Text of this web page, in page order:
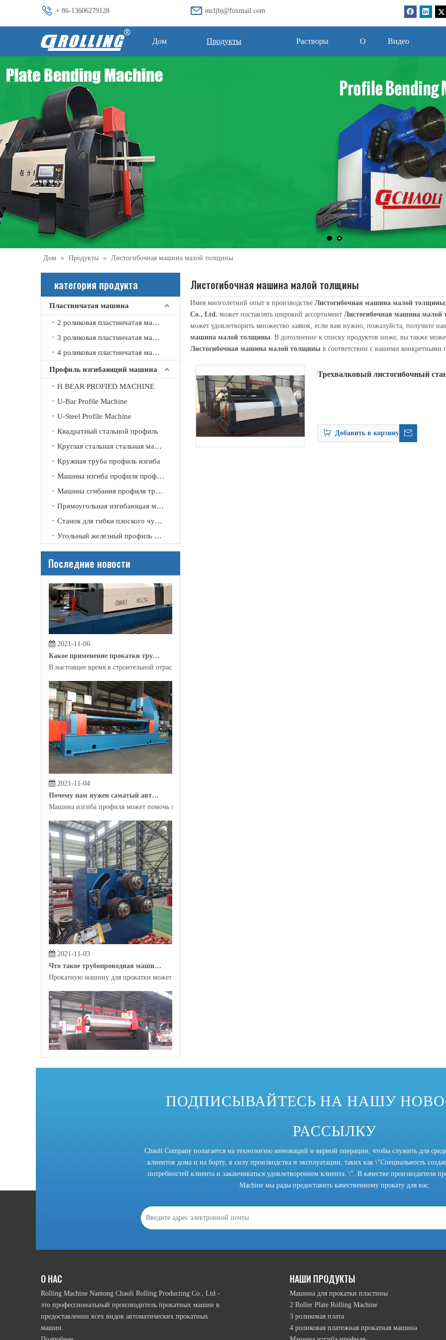
+ 86-13606279128 ntcljbj@foxmail.com
Дом Продукты Растворы О Видео
Дом » Продукты » Листогибочная машина малой толщины
категория продукта
Пластинчатая машина
2 роликовая пластинчатая машина
3 роликовая пластинчатая машина
4 роликовая пластинчатая машина
Профиль изгибающий машина
H BEAR PROFIED MACHINE
U-Bar Profile Machine
U-Steel Profile Machine
Квадратный стальной профиль
Круглая стальная стальная машина изгиба
Кружная труба профиль изгиба
Машина изгиба профиля профиля канала
Машина сгибания профиля трубки
Прямоугольная изгибающая машина
Станок для гибки плоского чугунного профиля
Угольный железный профиль изгиб
Последние новости
2021-09-21
Что вы знаете об автоматической машине для вальцовки швов?
Автоматическая стыковочная машина в основном используется для наматывания длиннокатаных деталей на стыковочно-
Почему нам нужна прокатная машина?
Благодаря своему техническому улучшению и совершенствованию, типы прокатных машин труб увеличивались, а этапы
2021-11-06
Какое применение прокатки трубки?
В настоящее время в строительной отрасли, производственной промышленности и химической промышленности широко
Почему нам нужен саматый автомат профиля?
Машина изгиба профиля может помочь производителям проводить массовое производство, которое не только повышает
2021-11-03
Что такое трубопроводная машина?
Прокатную машину для прокатки может помочь сырье, реализовать изменение формы спроса на продукцию, поэтому он
В качестве инструмента для автоматизированного производства были широко использованы изгибающие машины профиля.
Листогибочная машина малой толщины
Имея многолетний опыт в производстве Листогибочная машина малой толщины,
Co., Ltd. может поставлять широкий ассортимент Листогибочная машина
может удовлетворить множество заявок, если вам нужно, пожалуйста, получите
машина малой толщины. В дополнение к списку продуктов ниже, вы также
Листогибочная машина малой толщины в соответствии с вашими конкретными
Трехвалковый листогибочный
Добавить в корзину
ПОДПИСЫВАЙТЕСЬ НА НАШУ
РАССЫЛКУ
Chaoli Company полагается на технологию инноваций и верной операции, чтобы служить для
клиентов дома и на борту, в силу производства и эксплуатации, таких как \"Специальность
потребностей клиента и заканчиваться удовлетворением клиента. \". В качестве производителя
Machine мы рады предоставить качественному прокату для вас.
О НАС
Rolling Machine Nantong Chaoli Rolling Producting Co., Ltd -
это профессиональный производитель прокатных машин в
предоставлении всех видов автоматических прокатных
машин.
НАШИ ПРОДУКТЫ
Машина для прокатки пластины
2 Roller Plate Rolling Machine
3 роликовая плата
4 роликовая платежная прокатная машина